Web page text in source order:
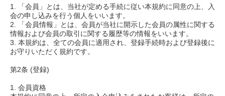
1. 「会員」とは、当社が定める手続に従い本規約に同意の上、入
会の申し込みを行う個人をいいます。
2. 「会員情報」とは、会員が当社に開示した会員の属性に関する
情報および会員の取引に関する履歴等の情報をいいます。
3. 本規約は、全ての会員に適用され、登録手続時および登録後に
お守りいただく規約です。
第2条 (登録)
1. 会員資格